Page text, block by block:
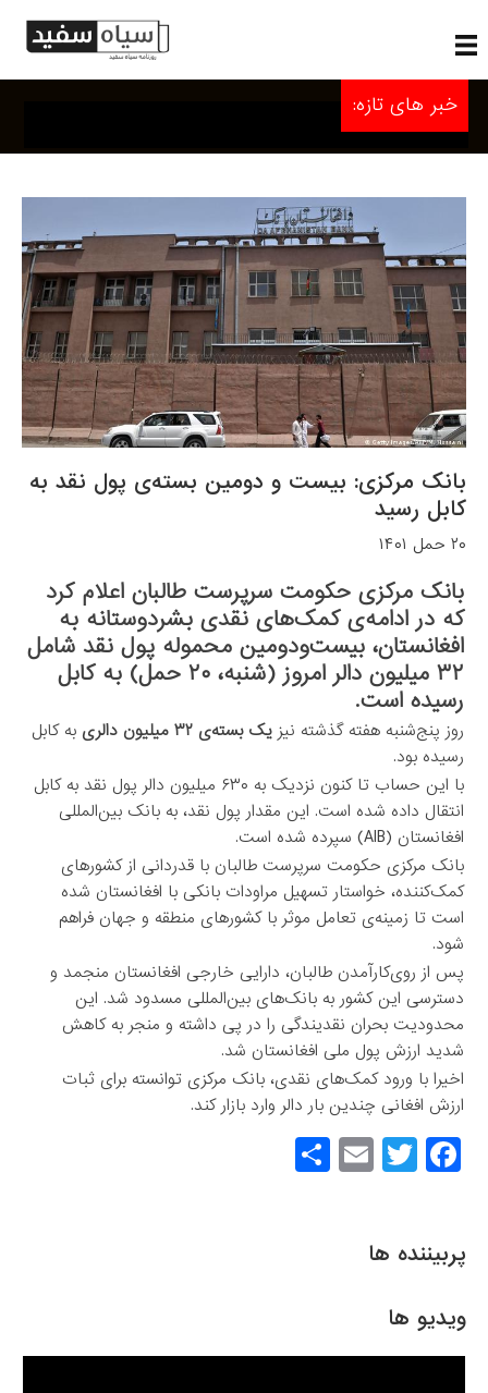
خبر های تازه:
پربیننده ها
ویدیو ها
بانک مرکزی: بیست و دومین بسته‌ی پول نقد به
کابل رسید
۲۰ حمل ۱۴۰۱
بانک مرکزی حکومت سرپرست طالبان اعلام کرد
که در ادامه‌ی کمک‌های نقدی بشردوستانه به
افغانستان، بیست‌ودومین محموله پول نقد شامل
۳۲ میلیون دالر امروز (شنبه، ۲۰ حمل) به کابل
رسیده است.
روز پنج‌شنبه هفته گذشته نیز یک بسته‌ی ۳۲ میلیون دالری
به کابل
رسیده بود.
با این حساب تا کنون نزدیک به ۶۳۰ میلیون دالر پول نقد به کابل
انتقال داده شده است. این مقدار پول نقد، به بانک بین‌المللی
افغانستان (AIB) سپرده شده است.
بانک مرکزی حکومت سرپرست طالبان با قدردانی از کشورهای
کمک‌کننده، خواستار تسهیل مراودات بانکی با افغانستان شده
است تا زمینه‌ی تعامل موثر با کشورهای منطقه و جهان فراهم
شود.
پس از روی‌کارآمدن طالبان، دارایی خارجی افغانستان منجمد و
دسترسی این کشور به بانک‌های بین‌المللی مسدود شد. این
محدودیت بحران نقدیندگی را در پی داشته و منجر به کاهش
شدید ارزش پول ملی افغانستان شد.
اخیرا با ورود کمک‌های نقدی، بانک مرکزی توانسته برای ثبات
ارزش افغانی چندین بار دالر وارد بازار کند.
F
a
e
o
o
T
wi
er
E
m